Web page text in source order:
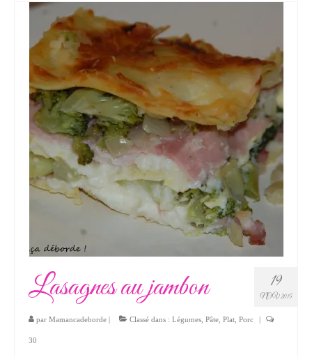
19
NOV 2015
Lasagnes au jambon
par Mamancadeborde | Classé dans : Légumes Pâte Plat Porc |
30